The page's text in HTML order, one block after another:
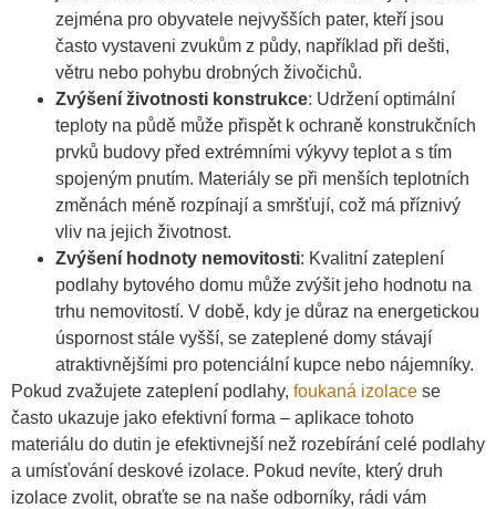
zejména pro obyvatele nejvyšších pater, kteří jsou
často vystaveni zvukům z půdy, například při dešti,
větru nebo pohybu drobných živočichů.
Zvýšení životnosti konstrukce: Udržení optimální
teploty na půdě může přispět k ochraně konstrukčních
prvků budovy před extrémními výkyvy teplot a s tím
spojeným pnutím. Materiály se při menších teplotních
změnách méně rozpínají a smršťují, což má příznivý
vliv na jejich životnost.
Zvýšení hodnoty nemovitosti: Kvalitní zateplení
podlahy bytového domu může zvýšit jeho hodnotu na
trhu nemovitostí. V době, kdy je důraz na energetickou
úspornost stále vyšší, se zateplené domy stávají
atraktivnějšími pro potenciální kupce nebo nájemníky.
Pokud zvažujete zateplení podlahy, foukaná izolace se
často ukazuje jako efektivní forma – aplikace tohoto
materiálu do dutin je efektivnejší než rozebírání celé podlahy
a umísťování deskové izolace. Pokud nevíte, který druh
izolace zvolit, obraťte se na naše odborníky, rádi vám